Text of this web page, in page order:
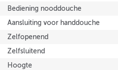
Bediening nooddouche
Aansluiting voor handdouche
Zelfopenend
Zelfsluitend
Hoogte